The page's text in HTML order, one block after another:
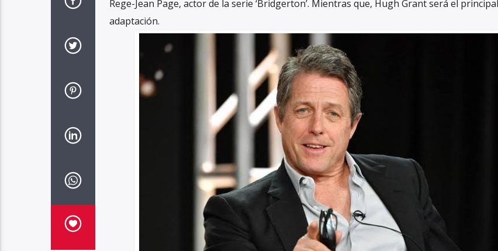
Rege-Jean Page, actor de la serie ‘Bridgerton’. Mientras que, Hugh Grant será el
adaptación.